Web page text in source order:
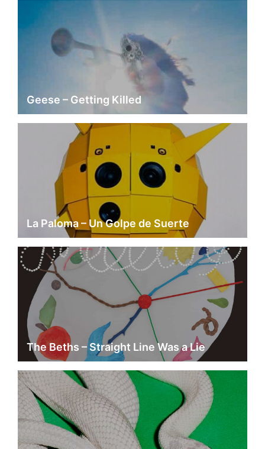
Geese – Getting Killed
La Paloma – Un Golpe de Suerte
The Beths – Straight Line Was a Lie